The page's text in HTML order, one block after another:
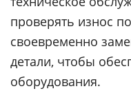
проверять износ
своевременно
детали, чтобы
оборудования.